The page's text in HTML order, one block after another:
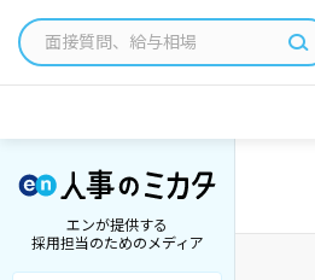
エンが提供する
採用担当のためのメディア